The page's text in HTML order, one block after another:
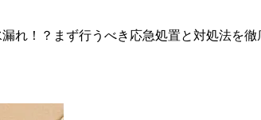
れ！？まず行うべき応急処置と対処法を徹